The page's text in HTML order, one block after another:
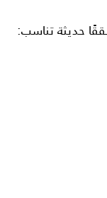
حديثة تناسب: